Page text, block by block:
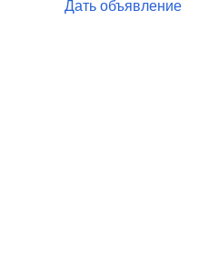
Дать объявление